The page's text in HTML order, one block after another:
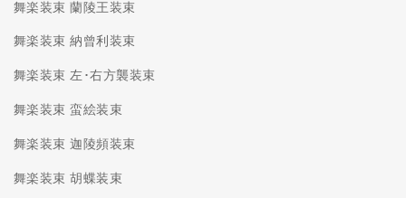
舞楽装束 蘭陵王装束
舞楽装束 納曾利装束
舞楽装束 左･右方襲装束
舞楽装束 蛮絵装束
舞楽装束 迦陵頻装束
舞楽装束 胡蝶装束